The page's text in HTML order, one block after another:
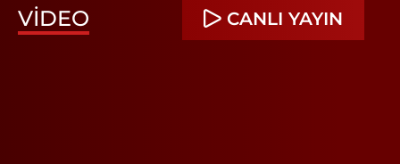
VIDEO CANLI YAYIN